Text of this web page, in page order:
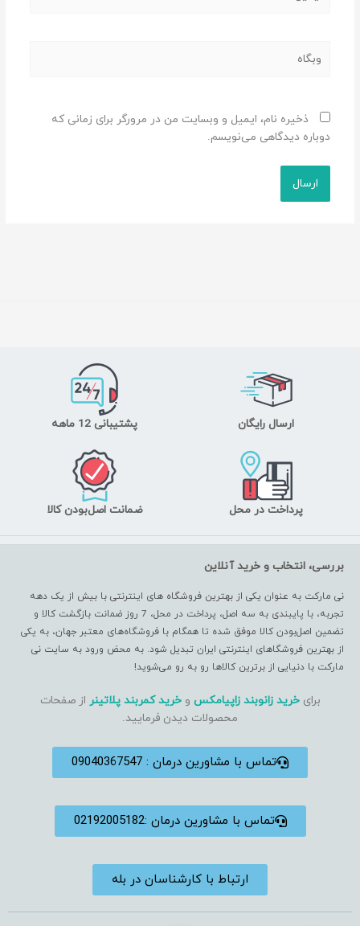
ذخیره نام، ایمیل و وبسایت من در مرورگر برای زمانی که
دوباره دیدگاهی می‌نویسم.
ارسال رایگان پشتیبانی 12 ماهه
پرداخت در محل ضمانت اصل‌بودن کالا
بررسی، انتخاب و خرید آنلاین
نی مارکت به عنوان یکی از بهترین فروشگاه های اینترنتی با بیش از یک دهه
تجربه، با پایبندی به سه اصل، پرداخت در محل، 7 روز ضمانت بازگشت کالا و
تضمین اصل‌بودن کالا موفق شده تا همگام با فروشگاه‌های معتبر جهان، به یکی
از بهترین فروشگاهای اینترنتی ایران تبدیل شود. به محض ورود به سایت نی
مارکت با دنیایی از برترین کالاها رو به رو می‌شوید!
برایخرید زانوبند زاپیامکس وخرید کمربند پلاتینر از صفحات
محصولات دیدن فرمایید.
تماس با مشاورین درمان : 09040367547
تماس با مشاورین درمان :02192005182
ارتباط با کارشناسان در بله